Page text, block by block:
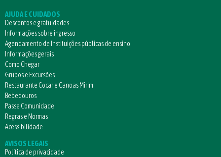
AJUDA E CUIDADOS
Descontos e gratuidades
Informações sobre ingresso
Agendamento de Instituições públicas de ensino
Informações gerais
Como Chegar
Grupos e Excursões
Restaurante Cocar e Canoas Mirim
Bebedouros
Passe Comunidade
Regras e Normas
Acessibilidade
AVISOS LEGAIS
Política de privacidade